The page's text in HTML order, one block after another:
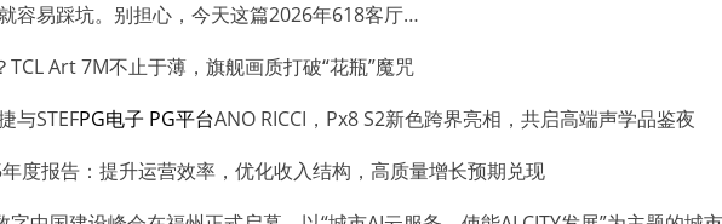
容易踩坑。别担心，今天这篇2026年618客厅…
Art 7M不止于薄，旗舰画质打破“花瓶”魔咒
STEFPG电子 PG平台ANO RICCI，Px8 S2新色跨界亮相，共启高端声学品鉴夜
报告：提升运营效率，优化收入结构，高质量增长预期兑现